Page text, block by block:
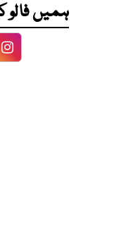
ہمیں فالو
Facebook